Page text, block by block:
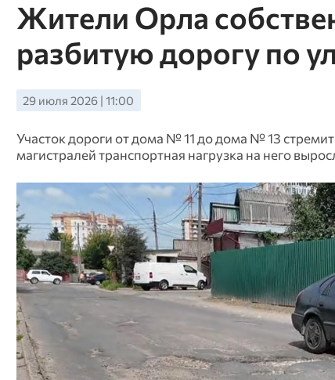
Жители Орла
разбитую дорогу по
29 июля 2026 | 11:00
Участок дороги от дома № 11 до дома № 13
магистралей транспортная нагрузка на него